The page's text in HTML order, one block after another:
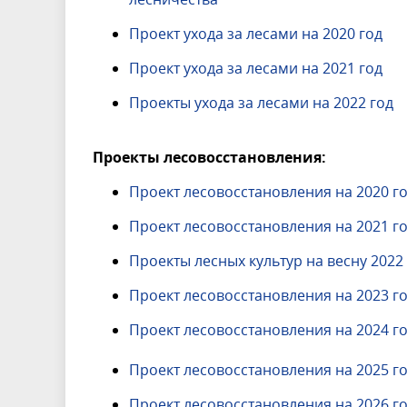
Проект ухода за лесами на 2020 год
Проект ухода за лесами на 2021 год
Проекты ухода за лесами на 2022 год
Проекты лесовосстановления:
Проект лесовосстановления на 2020
Проект лесовосстановления на 2021
Проекты лесных культур на весну 2022
Проект лесовосстановления на 2023
Проект лесовосстановления на 2024
Проект лесовосстановления на 2025